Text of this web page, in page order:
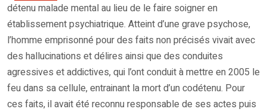
détenu malade mental au lieu de le faire soigner en
établissement psychiatrique. Atteint d’une grave psychose,
l’homme emprisonné pour des faits non précisés vivait avec
des hallucinations et délires ainsi que des conduites
agressives et addictives, qui l’ont conduit à mettre en 2005 le
feu dans sa cellule, entrainant la mort d’un codétenu. Pour
ces faits, il avait été reconnu responsable de ses actes puis